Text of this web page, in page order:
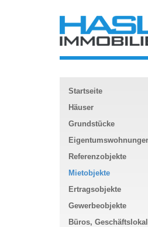
Startseite
Häuser
Grundstücke
Referenzobjekte
Mietobjekte
Ertragsobjekte
Gewerbeobjekte
Büros,